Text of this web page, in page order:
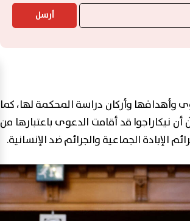
أرسل
وأركان دراسة المحكمة لها، كما
نيكاراجوا قد أقامت الدعوى باعتبارها من
الجماعية والجرائم ضد الإنسانية.